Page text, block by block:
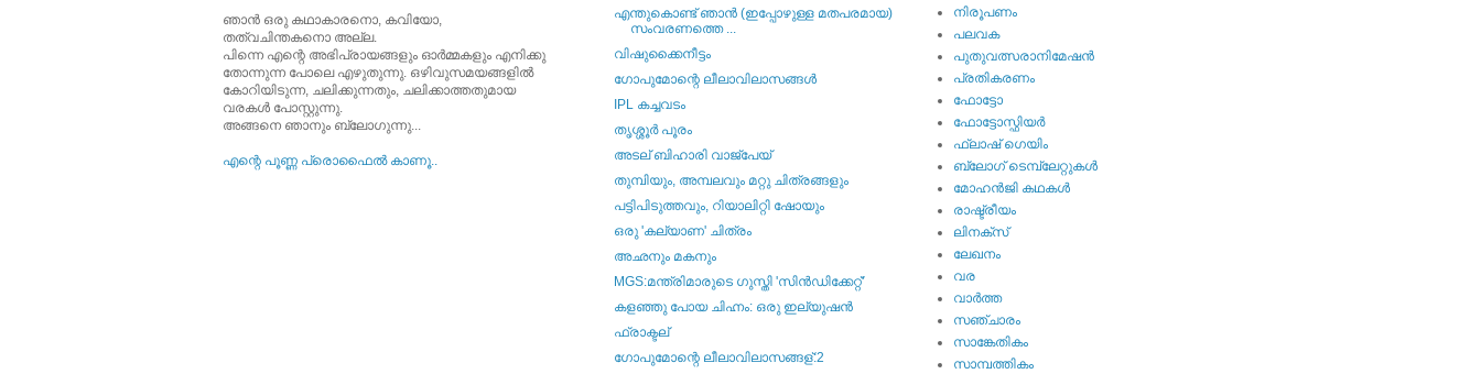
ഞാന്‍ ഒരു കഥാകാരനൊ, കവിയോ,
തത്വചിന്തകനൊ അല്ല.
പിന്നെ എന്റെ അഭിപ്രായങ്ങളും ഓര്‍മ്മകളും എനിക്കു
തോന്നുന്ന പോലെ എഴുതുന്നു. ഒഴിവുസമയങ്ങളില്‍
കോറിയിടുന്ന, ചലിക്കുന്നതും, ചലിക്കാത്തതുമായ
വരകള്‍ പോസ്റ്റുന്നു.
അങ്ങനെ ഞാനും ബ്ലോഗുന്നു...
എന്റെ പൂ‍ണ്ണ പ്രൊഫൈല്‍ കാണൂ..
എന്തുകൊണ്ട്‌ ഞാന്‍ (ഇപ്പോഴുള്ള മതപരമായ)
സംവരണത്തെ ...
വിഷുക്കൈനീട്ടം
ഗോപുമോന്റെ ലീലാവിലാസങ്ങള്‍
IPL കച്ചവടം
തൃശ്ശൂര്‍ പൂരം
അടല് ബിഹാരി വാജ്പേയ്
തുമ്പിയും, അമ്പലവും മറ്റു ചിത്രങ്ങളും
പട്ടിപിടുത്തവും, റിയാലിറ്റി ഷോയും
ഒരു 'കല്യാണ' ചിത്രം
അഛനും മകനും
MGS:മന്ത്രിമാരുടെ ഗുസ്തി 'സിന്‍ഡിക്കേറ്റ്‌'
കളഞ്ഞു പോയ ചിഹ്നം: ഒരു ഇല്യുഷന്‍
ഫ്രാക്ടല്
ഗോപുമോന്റെ ലീലാവിലാസങ്ങള്:2
നിരൂപണം
പലവക
പുതുവത്സരാനിമേഷന്‍
പ്രതികരണം
ഫോട്ടോ
ഫോട്ടോസ്ഫിയര്‍
ഫ്ലാഷ്‌ ഗെയിം
ബ്ലോഗ് ടെമ്പ്ലേറ്റുകള്‍
മോഹന്‍ജി കഥകള്‍
രാഷ്ട്രീയം
ലിനക്സ്
ലേഖനം
വര
വാര്‍ത്ത
സഞ്ചാരം
സാങ്കേതികം
സാമ്പത്തികം